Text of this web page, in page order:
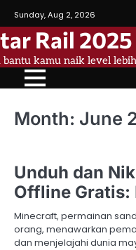
to
content
Sunday, Aug 2, 2026
Rail 2025
kamu naik level
Month: June
Unduh dan
Offline Gratis:
Minecraft, permainan
orang, menawarkan
dan menjelajahi dunia